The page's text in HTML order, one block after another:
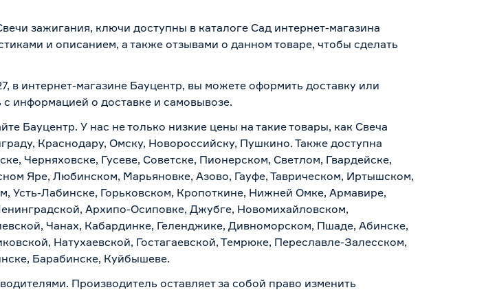
зажигания, ключи доступны в каталоге Сад интернет-магазина
и описанием, а также отзывами о данном товаре, чтобы сделать
в интернет-магазине Бауцентр, вы можете оформить доставку или
с информацией о доставке и самовывозе.
Бауцентр. У нас не только низкие цены на такие товары, как Свеча
Краснодару, Омску, Новороссийску, Пушкино. Также доступна
Черняховске, Гусеве, Советске, Пионерском, Светлом, Гвардейске,
Яре, Любинском, Марьяновке, Азово, Гауфе, Таврическом, Иртышском,
Усть-Лабинске, Горьковском, Кропоткине, Нижней Омке, Армавире,
Архипо-Осиповке, Джубге, Новомихайловском,
Чанах, Кабардинке, Геленджике, Дивноморском, Пшаде, Абинске,
Натухаевской, Гостагаевской, Темрюке, Переславле-Залесском,
Барабинске, Куйбышеве.
Производитель оставляет за собой право изменить